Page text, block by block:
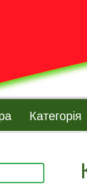
Категорія